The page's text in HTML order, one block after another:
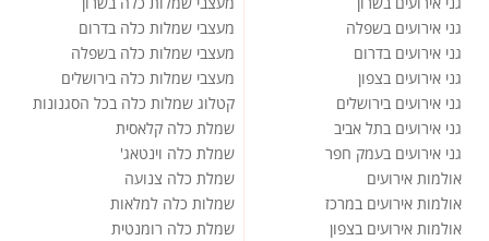
גני אירועים בשפלה
גני אירועים בדרום
גני אירועים בצפון
גני אירועים בירושלים
גני אירועים בתל אביב
גני אירועים בעמק חפר
אולמות אירועים
אולמות אירועים במרכז
אולמות אירועים בצפון
מעצבי שמלות כלה בדרום
מעצבי שמלות כלה בשפלה
מעצבי שמלות כלה בירושלים
קטלוג שמלות כלה בכל הסגנונות
שמלת כלה קלאסית
שמלת כלה וינטאג'
שמלת כלה צנועה
שמלות כלה למלאות
שמלת כלה רומנטית